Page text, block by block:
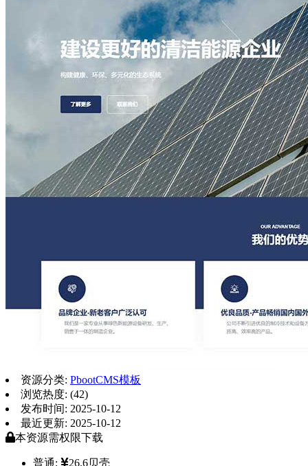
资源分类: PbootCMS模板
浏览热度: (42)
发布时间: 2025-10-12
最近更新: 2025-10-12
本资源需权限下载
普通:
26.6贝壳